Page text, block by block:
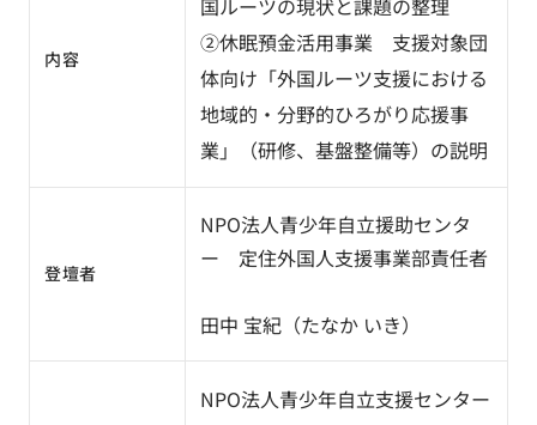
内容
国ルーツの現状と課題の整理
➁休眠預金活用事業 支援対象団
体向け「外国ルーツ支援における
地域的・分野的ひろがり応援事
業」（研修、基盤整備等）の説明
登壇者
NPO法人青少年自立援助センタ
ー 定住外国人支援事業部責任者
田中 宝紀（たなか いき）
NPO法人青少年自立支援センター